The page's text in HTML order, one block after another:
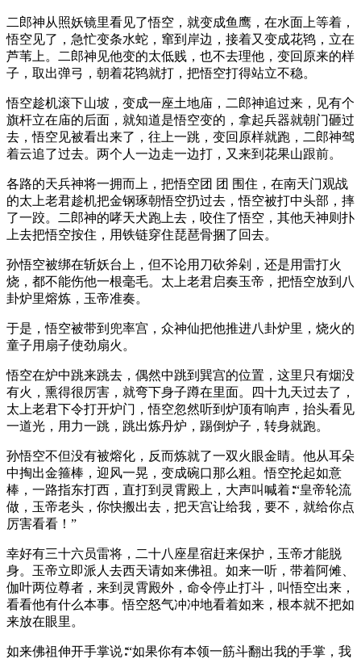
二郎神从照妖镜里看见了悟空，就变成鱼鹰，在水面上等着，
悟空见了，急忙变条水蛇，窜到岸边，接着又变成花鸨，立在
芦苇上。二郎神见他变的太低贱，也不去理他，变回原来的样
子，取出弹弓，朝着花鸨就打，把悟空打得站立不稳。
悟空趁机滚下山坡，变成一座土地庙，二郎神追过来，见有个
旗杆立在庙的后面，就知道是悟空变的，拿起兵器就朝门砸过
去，悟空见被看出来了，往上一跳，变回原样就跑，二郎神驾
着云追了过去。两个人一边走一边打，又来到花果山跟前。
各路的天兵神将一拥而上，把悟空团 团 围住，在南天门观战
的太上老君趁机把金钢琢朝悟空扔过去，悟空被打中头部，摔
了一跤。二郎神的哮天犬跑上去，咬住了悟空，其他天神则扑
上去把悟空按住，用铁链穿住琵琶骨捆了回去。
孙悟空被绑在斩妖台上，但不论用刀砍斧剁，还是用雷打火
烧，都不能伤他一根毫毛。太上老君启奏玉帝，把悟空放到八
卦炉里熔炼，玉帝准奏。
于是，悟空被带到兜率宫，众神仙把他推进八卦炉里，烧火的
童子用扇子使劲扇火。
悟空在炉中跳来跳去，偶然中跳到巽宫的位置，这里只有烟没
有火，熏得很厉害，就弯下身子蹲在里面。四十九天过去了，
太上老君下令打开炉门，悟空忽然听到炉顶有响声，抬头看见
一道光，用力一跳，跳出炼丹炉，踢倒炉子，转身就跑。
孙悟空不但没有被熔化，反而炼就了一双火眼金睛。他从耳朵
中掏出金箍棒，迎风一晃，变成碗口那么粗。悟空抡起如意
棒，一路指东打西，直打到灵霄殿上，大声叫喊着∶“皇帝轮流
做，玉帝老头，你快搬出去，把天宫让给我，要不，就给你点
厉害看看！”
幸好有三十六员雷将，二十八座星宿赶来保护，玉帝才能脱
身。玉帝立即派人去西天请如来佛祖。如来一听，带着阿傩、
伽叶两位尊者，来到灵霄殿外，命令停止打斗，叫悟空出来，
看看他有什么本事。悟空怒气冲冲地看着如来，根本就不把如
来放在眼里。
如来佛祖伸开手掌说∶“如果你有本领一筋斗翻出我的手掌，我